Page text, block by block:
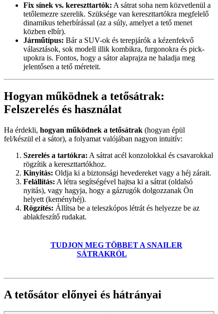
Fix sínek vs. kereszttartók: A sátrat soha nem közvetlenül a
tetőlemezre szerelik. Szüksége van kereszttartókra megfelelő
dinamikus teherbírással (az a súly, amelyet a tető menet
közben elbír).
Járműtípus: Bár a SUV-ok és terepjárók a kézenfekvő
választások, sok modell illik kombikra, furgonokra és pick-
upokra is. Fontos, hogy a sátor alaprajza ne haladja meg
jelentősen a tető méreteit.
Hogyan működnek a tetősátrak:
Felszerelés és használat
Ha érdekli, hogyan működnek a tetősátrak (hogyan épül
fel/készül el a sátor), a folyamat valójában nagyon intuitív:
Szerelés a tartókra: A sátrat acél konzolokkal és csavarokkal
rögzítik a kereszttartókhoz.
Kinyitás: Oldja ki a biztonsági hevedereket vagy a héj zárait.
Felállítás: A létra segítségével hajtsa ki a sátrat (oldalsó
nyitás), vagy hagyja, hogy a gázrugók dolgozzanak Ön
helyett (keményhéj).
Rögzítés: Állítsa be a teleszkópos létrát és helyezze be az
ablakfeszítő rudakat.
TUDJON MEG TÖBBET A SNAILER
SÁTRAKRÓL
A tetősátor előnyei és hátrányai